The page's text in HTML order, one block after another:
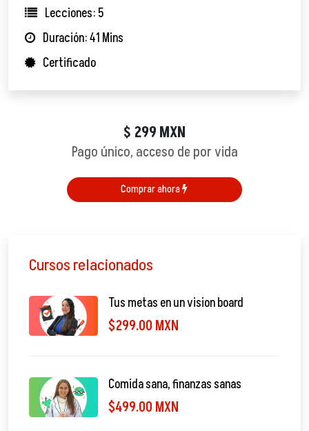
Lecciones: 5
Duración: 41 Mins
Certificado
$ 299 MXN
Pago único, acceso de por vida
Comprar ahora
Cursos relacionados
Tus metas en un vision board
$299.00 MXN
Comida sana, finanzas sanas
$499.00 MXN